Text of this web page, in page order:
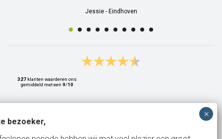
Jessie - Eindhoven
327 klanten waarderen ons
gemiddeld met een 9/10
Bank: NL15ABNA0561810710
bezoeker,